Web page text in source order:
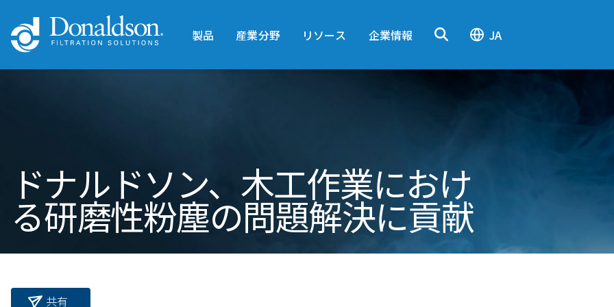
製品 産業分野 リソース 企業情報 JA
ドナルドソン、木工作業におけ
る研磨性粉塵の問題解決に貢献
共有